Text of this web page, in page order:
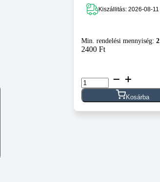
Kiszállitás: 2026-08-11
Min. rendelési mennyiség: 2
2400 Ft
65db
flexibilis
jumper
vezeték
Kosárba